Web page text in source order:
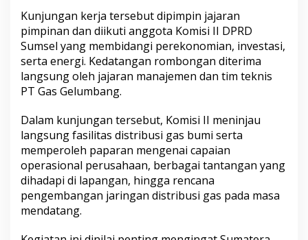
j
a
u
F
a
s
i
i
a
s
P
T
G
a
Kunjungan kerja tersebut dipimpin jajaran
pimpinan dan diikuti anggota Komisi II DPRD
Sumsel yang membidangi perekonomian, investasi,
serta energi. Kedatangan rombongan diterima
langsung oleh jajaran manajemen dan tim teknis
PT Gas Gelumbang.
Dalam kunjungan tersebut, Komisi II meninjau
langsung fasilitas distribusi gas bumi serta
memperoleh paparan mengenai capaian
operasional perusahaan, berbagai tantangan yang
dihadapi di lapangan, hingga rencana
pengembangan jaringan distribusi gas pada masa
mendatang.